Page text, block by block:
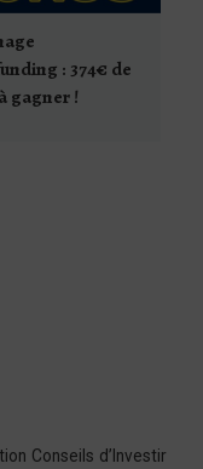
: 374€ de
gagner !
Conseils d’Investir